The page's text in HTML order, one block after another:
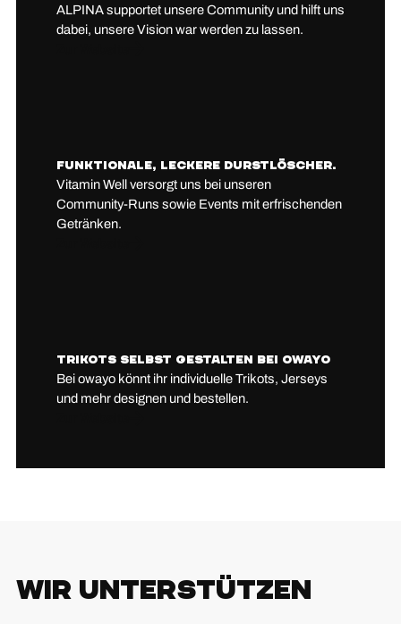
ALPINA supportet unsere Community und hilft uns
dabei, unsere Vision war werden zu lassen.
Well
Funktionale, leckere Durstlöscher.
Vitamin Well versorgt uns bei unseren
Community-Runs sowie Events mit erfrischenden
Getränken.
Trikots selbst gestalten bei owayo
Bei owayo könnt ihr individuelle Trikots, Jerseys
und mehr designen und bestellen.
Wir unterstützen